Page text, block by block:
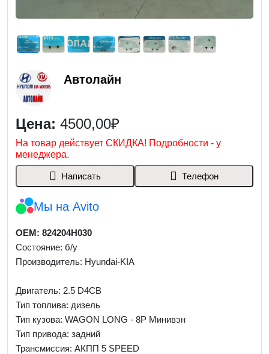
Автолайн
Цена: 4500,00₽
На товар действует СКИДКА! Подробности - у
менеджера.
Написать Телефон
Мы на Avito
OEM: 824204H030
Состояние: б/у
Производитель: Hyundai-KIA
Двигатель: 2.5 D4CB
Тип топлива: дизель
Тип кузова: WAGON LONG - 8P Минивэн
Тип привода: задний
Трансмиссия: AКПП 5 SPEED